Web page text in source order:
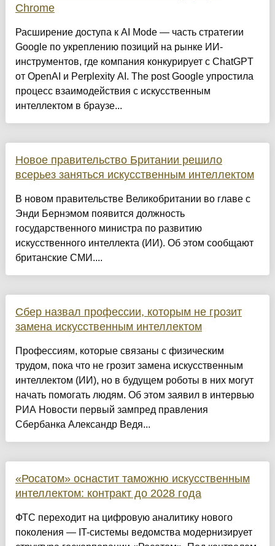
Chrome
Расширение доступа к AI Mode — часть стратегии
Google по укреплению позиций на рынке ИИ-
инструментов, где компания конкурирует с ChatGPT
от OpenAI и Perplexity AI. The post Google упростила
процесс взаимодействия с искусственным
интеллектом в браузе...
Новое правительство Британии решило
всерьез заняться искусственным интеллектом
В новом правительстве Великобритании во главе с
Энди Бернэмом появится должность
государственного министра по развитию
искусственного интеллекта (ИИ). Об этом сообщают
британские СМИ....
Сбер назвал профессии, которым не грозит
замена искусственным интеллектом
Профессиям, которые связаны с физическим
трудом, пока что не грозит замена искусственным
интеллектом (ИИ), но в будущем роботы в них могут
начать помогать людям. Об этом заявил в интервью
РИА Новости первый зампред правления
Сбербанка Александр Ведя...
«Росатом» оснастит таможню искусственным
интеллектом: контракт до 2028 года
ФТС переходит на цифровую аналитику нового
поколения — IT-системы ведомства модернизирует